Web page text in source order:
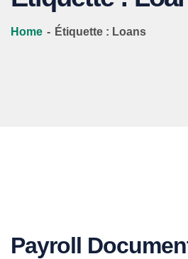
Home - Étiquette : Loans
Payroll